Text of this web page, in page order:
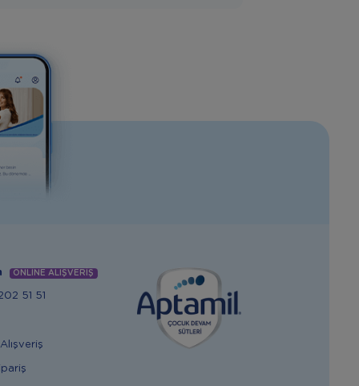
ONLİNE ALIŞVERİŞ
51 51